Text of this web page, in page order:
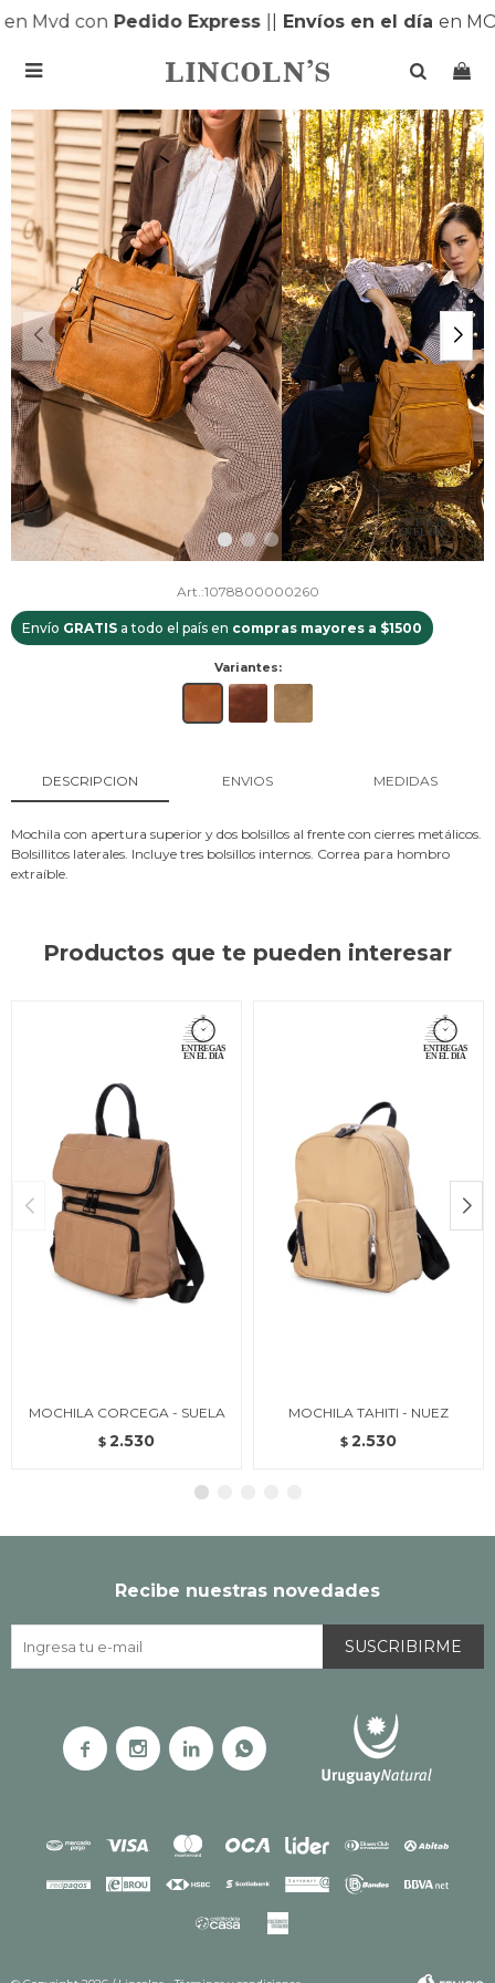
Mvd conPedido Express|| Envíos en el díaen

1078800000260
Envío GRATIS a todo el país en compras mayores a $1500
Variantes:
DESCRIPCION ENVIOS MEDIDAS
Mochila con apertura superior y dos bolsillos al frente con cierres metálicos.
Bolsillitos laterales. Incluye tres bolsillos internos. Correa para hombro
extraíble.
Productos que te pueden interesar
MOCHILA CORCEGA - SUELA
$ 2.530
MOCHILA TAHITI - NUEZ
$ 2.530
Recibe nuestras novedades
SUSCRIBIRME
   